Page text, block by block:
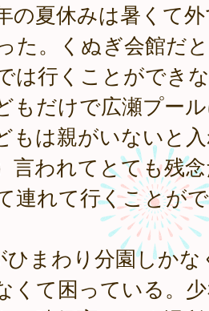
の夏休みは暑くて
た。くぬぎ会館だ
は行くことができ
もだけで広瀬プー
もは親がいないと
言われてとても残
連れて行くことが
まわり分園しかな
くて困っている。